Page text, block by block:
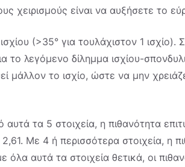
χειρισμούς είναι να αυξήσετε το
(>35° για τουλάχιστον 1 ισχίο).
το λεγόμενο δίλημμα ισχίου-
μάλλον το ισχίο, ώστε να μην
τα 5 στοιχεία, η πιθανότητα
Με 4 ή περισσότερα στοιχεία, η
αυτά τα στοιχεία θετικά, οι